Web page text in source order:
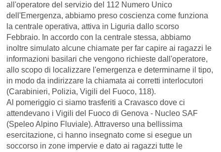
all'operatore del servizio del 112 Numero Unico
dell'Emergenza, abbiamo preso coscienza come funziona
la centrale operativa, attiva in Liguria dallo scorso
Febbraio. In accordo con la centrale stessa, abbiamo
inoltre simulato alcune chiamate per far capire ai ragazzi le
informazioni basilari che vengono richieste dall'operatore,
allo scopo di localizzare l'emergenza e determinarne il tipo,
in modo da indirizzare la chiamata ai corretti interlocutori
(Carabinieri, Polizia, Vigili del Fuoco, 118).
Al pomeriggio ci siamo trasferiti a Cravasco dove ci
attendevano i Vigili del Fuoco di Genova - Nucleo SAF
(Speleo Alpino Fluviale). Attraverso una bellissima
esercitazione, ci hanno insegnato come si esegue un
soccorso in zone impervie e dato ai ragazzi tutte le